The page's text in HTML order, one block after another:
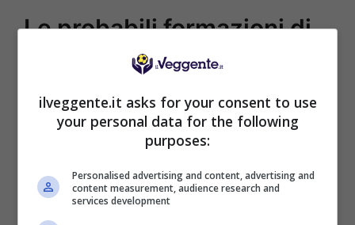
Le probabili formazioni di
Al Hilal-Neom
AL HILAL (4-4-2):Bono; Al-Harbi, Akcicek,
Tambakti, Hernandez; Milinkovic-Savic, Kanno,
Neves, Al-Dawsari; Malcom, Benzema.
Zeze, Abdi; Al Oyayari, Al Haji, Kone, Rodriguez;
Lacazette, Benhrama.
ilveggente.it asks for your consent to use
your personal data for the following
purposes:
Personalised advertising and content, advertising and
content measurement, audience research and
services development